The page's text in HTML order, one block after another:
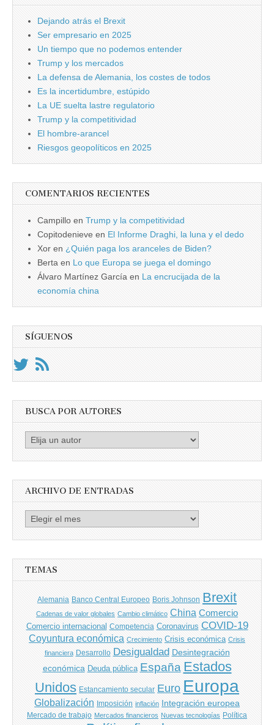
Dejando atrás el Brexit
Ser empresario en 2025
Un tiempo que no podemos entender
Trump y los mercados
La defensa de Alemania, los costes de todos
Es la incertidumbre, estúpido
La UE suelta lastre regulatorio
Trump y la competitividad
El hombre-arancel
Riesgos geopolíticos en 2025
COMENTARIOS RECIENTES
Campillo en Trump y la competitividad
Copitodenieve en El Informe Draghi, la luna y el dedo
Xor en ¿Quién paga los aranceles de Biden?
Berta en Lo que Europa se juega el domingo
Álvaro Martínez García en La encrucijada de la
economía china
SÍGUENOS
BUSCA POR AUTORES
Busca
ARCHIVO DE ENTRADAS
Archivo
TEMAS
Alemania Banco Central Europeo Boris Johnson Brexit
Cadenas de valor globales Cambio climático China Comercio
Comercio internacional Competencia Coronavirus COVID-19
Coyuntura económica Crecimiento Crisis económica Crisis
financiera
Desarrollo Desigualdad Desintegración
económica Deuda pública España Estados
Unidos Estancamiento secular Euro Europa
Globalización Imposición inflación Integración europea
Mercado de trabajo Mercados financieros Nuevas tecnologías Política